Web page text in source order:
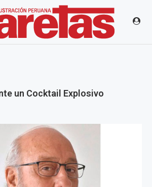
un Cocktail Explosivo